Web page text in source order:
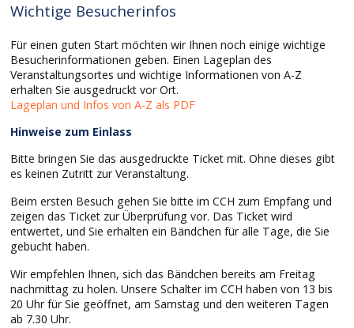
Wichtige Besucherinfos
Für einen guten Start möchten wir Ihnen noch einige wichtige
Besucherinformationen geben. Einen Lageplan des
Veranstaltungsortes und wichtige Informationen von A-Z
erhalten Sie ausgedruckt vor Ort.
Lageplan und Infos von A-Z als PDF
Hinweise zum Einlass
Bitte bringen Sie das ausgedruckte Ticket mit. Ohne dieses gibt
es keinen Zutritt zur Veranstaltung.
Beim ersten Besuch gehen Sie bitte im CCH zum Empfang und
zeigen das Ticket zur Überprüfung vor. Das Ticket wird
entwertet, und Sie erhalten ein Bändchen für alle Tage, die Sie
gebucht haben.
Wir empfehlen Ihnen, sich das Bändchen bereits am Freitag
nachmittag zu holen. Unsere Schalter im CCH haben von 13 bis
20 Uhr für Sie geöffnet, am Samstag und den weiteren Tagen
ab 7.30 Uhr.